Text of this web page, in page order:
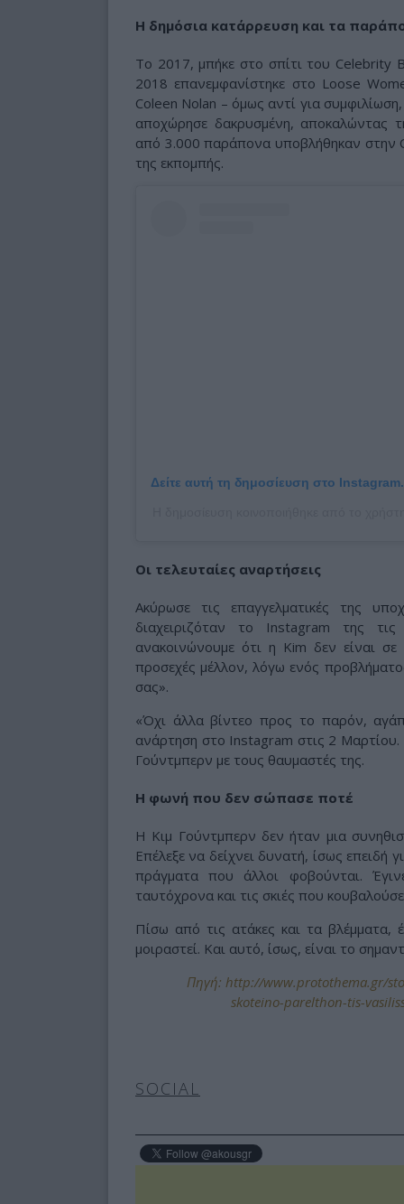
Η δημόσια κατάρρευση και τα
Το 2017, μπήκε στο σπίτι του Celebrity
2018 επανεμφανίστηκε στο Loose
Coleen Nolan – όμως αντί για
αποχώρησε δακρυσμένη, αποκαλώντας
από 3.000 παράπονα υποβλήθηκαν στην
της εκπομπής.
Δείτε αυτή τη δημοσίευση στο Instagram.
Οι τελευταίες αναρτήσεις
Ακύρωσε τις επαγγελματικές της
διαχειριζόταν το Instagram της
ανακοινώνουμε ότι η Kim δεν είναι
προσεχές μέλλον, λόγω ενός
σας».
«Όχι άλλα βίντεο προς το παρόν,
ανάρτηση στο Instagram στις 2 Μαρτίου.
Γούντμπερν με τους θαυμαστές της.
Η φωνή που δεν σώπασε ποτέ
Η Κιμ Γούντμπερν δεν ήταν μια
Επέλεξε να δείχνει δυνατή, ίσως επειδή
πράγματα που άλλοι φοβούνται.
ταυτόχρονα και τις σκιές που κουβαλούσε
Πίσω από τις ατάκες και τα
μοιραστεί. Και αυτό, ίσως, είναι το
Πηγή: http://www.protothema.gr/
skoteino-parelthon-tis-
SOCIAL